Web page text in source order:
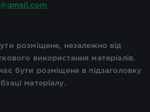
розміщене, незалежно від
використання матеріалів.
бути розміщене в підзаголовку
матеріалу.